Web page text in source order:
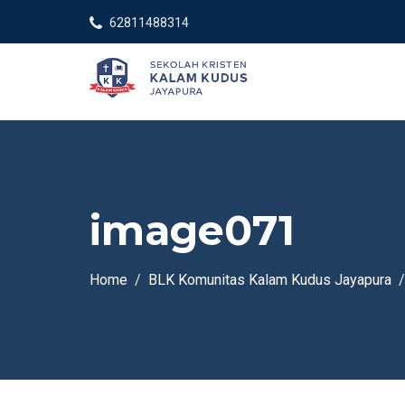
62811488314
image071
Home BLK Komunitas Kalam Kudus Jayapura